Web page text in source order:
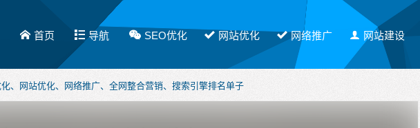
首页 导航 SEO优化 网站优化 网络推广 网站建设
、网站优化、网络推广、全网整合营销、搜索引擎排名单子